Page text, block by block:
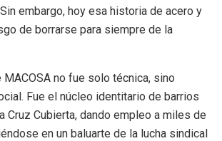
embargo, hoy esa historia de acero y
de borrarse para siempre de la
MACOSA no fue solo técnica, sino
Fue el núcleo identitario de barrios
Cruz Cubierta, dando empleo a miles de
en un baluarte de la lucha sindical